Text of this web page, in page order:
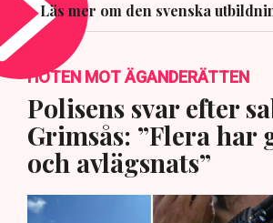
Läs mer om den svenska
HOTEN MOT ÄGANDERÄTTEN
Polisens svar efter
Grimsås: ”Flera har
och avlägsnats”